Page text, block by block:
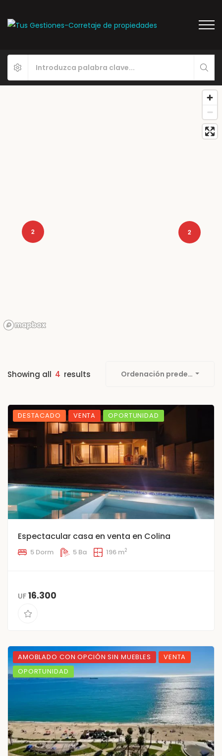
2 2
Showing all 4 results Ordenación
DESTACADO VENTA OPORTUNIDAD
Espectacular casa en venta en Colina
5 Dorm 5 Ba 196 m2
UF 16.300
AMOBLADO CON OPCIÓN SIN MUEBLES
VENTA
OPORTUNIDAD